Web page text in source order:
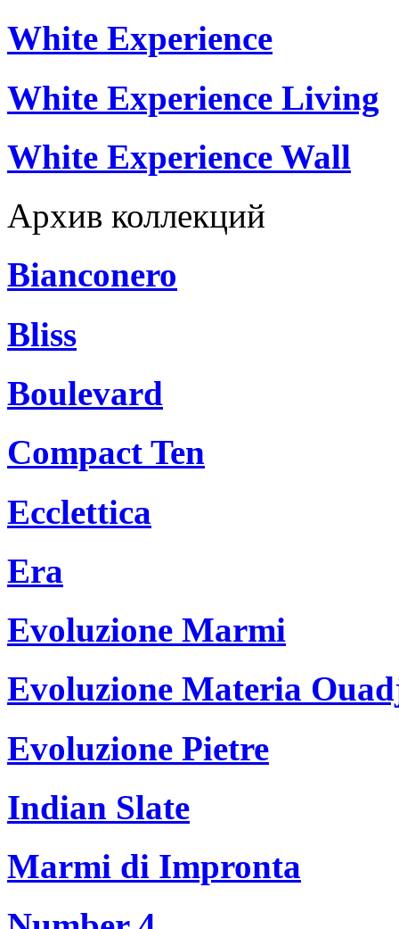
White Experience
White Experience Living
White Experience Wall
Архив коллекций
Bianconero
Bliss
Boulevard
Compact Ten
Ecclettica
Era
Evoluzione Marmi
Evoluzione Materia
Evoluzione Pietre
Indian Slate
Marmi di Impronta